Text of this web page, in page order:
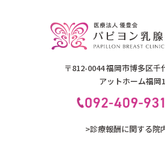
〒812-0044 福岡市博多区千
アットホーム福岡
>診療報酬に関する院